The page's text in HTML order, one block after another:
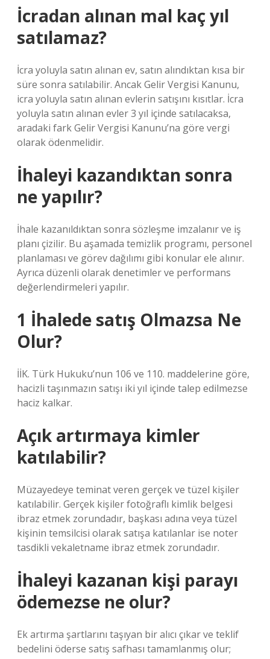
İcradan alınan mal kaç yıl
satılamaz?
İcra yoluyla satın alınan ev, satın alındıktan kısa bir
süre sonra satılabilir. Ancak Gelir Vergisi Kanunu,
icra yoluyla satın alınan evlerin satışını kısıtlar. İcra
yoluyla satın alınan evler 3 yıl içinde satılacaksa,
aradaki fark Gelir Vergisi Kanunu’na göre vergi
olarak ödenmelidir.
İhaleyi kazandıktan sonra
ne yapılır?
İhale kazanıldıktan sonra sözleşme imzalanır ve iş
planı çizilir. Bu aşamada temizlik programı, personel
planlaması ve görev dağılımı gibi konular ele alınır.
Ayrıca düzenli olarak denetimler ve performans
değerlendirmeleri yapılır.
1 İhalede satış Olmazsa Ne
Olur?
İİK. Türk Hukuku’nun 106 ve 110. maddelerine göre,
hacizli taşınmazın satışı iki yıl içinde talep edilmezse
haciz kalkar.
Açık artırmaya kimler
katılabilir?
Müzayedeye teminat veren gerçek ve tüzel kişiler
katılabilir. Gerçek kişiler fotoğraflı kimlik belgesi
ibraz etmek zorundadır, başkası adına veya tüzel
kişinin temsilcisi olarak satışa katılanlar ise noter
tasdikli vekaletname ibraz etmek zorundadır.
İhaleyi kazanan kişi parayı
ödemezse ne olur?
Ek artırma şartlarını taşıyan bir alıcı çıkar ve teklif
bedelini öderse satış safhası tamamlanmış olur;